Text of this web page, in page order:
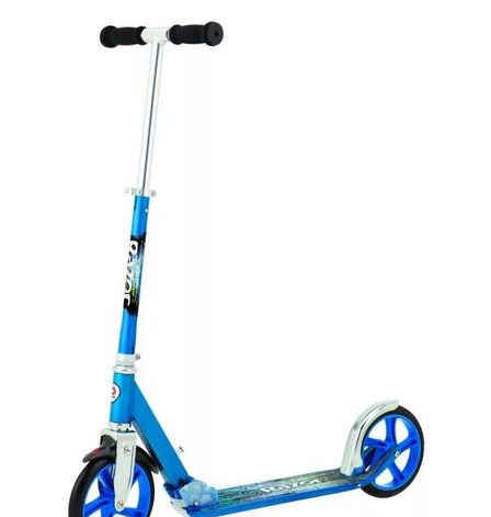
Pour enfant
Trottinettes électriques puissantes (65-100km/h)
Skates classiques
Skateboards électrique
Trottinettes 3 roues
Pocket bikes
Draisiennes